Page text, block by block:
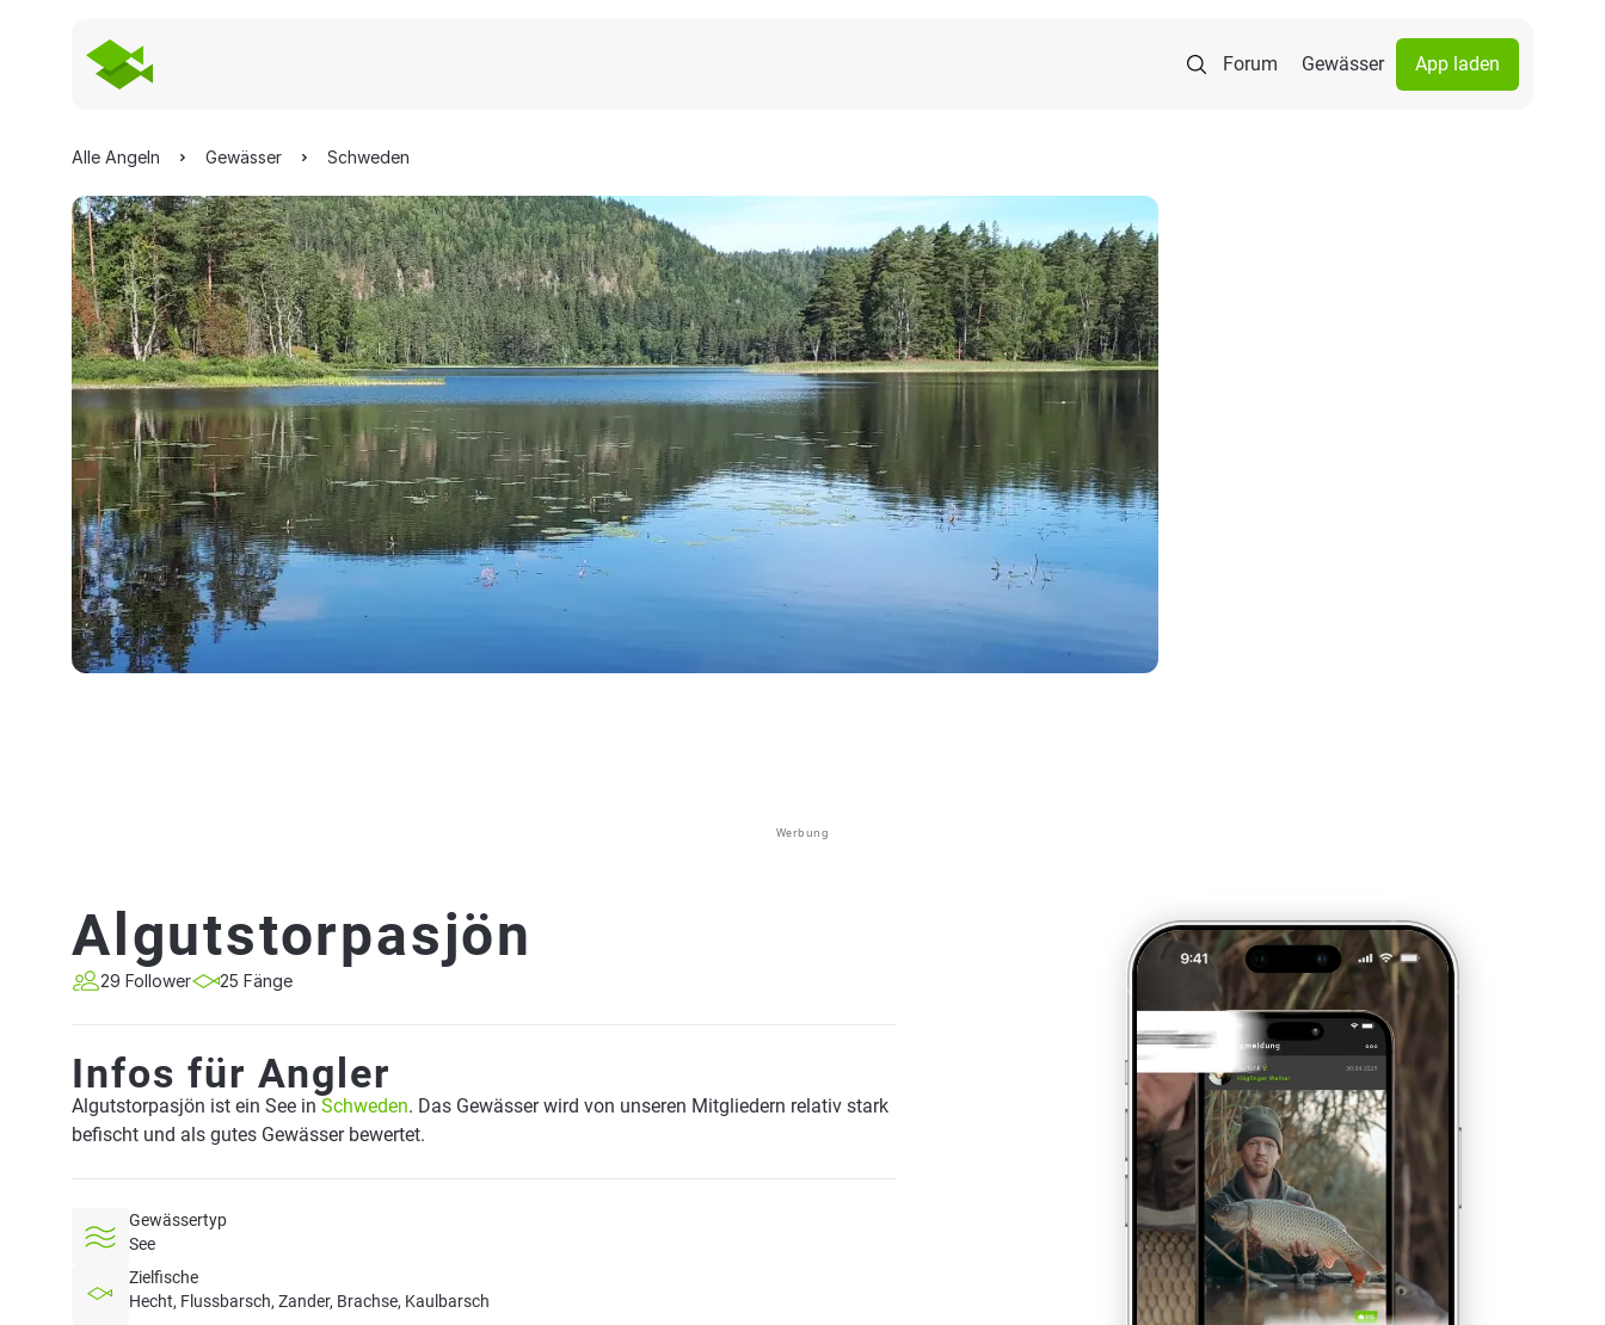
Forum Gewässer App laden
Alle Angeln Gewässer Schweden
Werbung
Algutstorpasjön
29 Follower 25 Fänge
Infos für Angler
Algutstorpasjön ist ein See in Schweden. Das Gewässer wird von unseren Mitgliedern relativ stark
befischt und als gutes Gewässer bewertet.
Gewässertyp
See
Zielfische
Hecht, Flussbarsch, Zander, Brachse, Kaulbarsch